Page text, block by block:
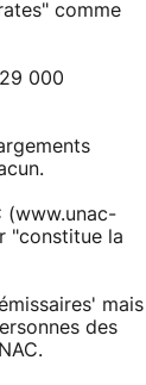
comme
000
(www.unac-
"constitue la
mais
des